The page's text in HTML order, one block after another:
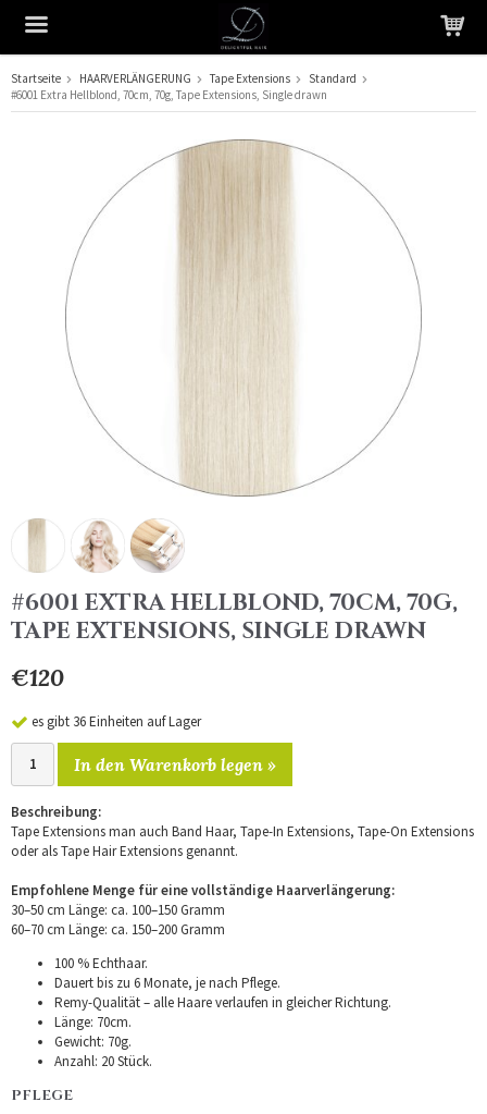
Das Produkt wurde in Ihren Warenkorb gelegt
Startseite HAARVERLÄNGERUNG Tape Extensions
Standard
#6001 Extra Hellblond, 70cm, 70g, Tape Extensions, Single drawn
#6001 EXTRA HELLBLOND, 70CM, 70G,
TAPE EXTENSIONS, SINGLE DRAWN
€120
es gibt 36 Einheiten auf Lager
In den Warenkorb legen »
Beschreibung:
Tape Extensions man auch Band Haar, Tape-In Extensions, Tape-On Extensions
oder als Tape Hair Extensions genannt.
Empfohlene Menge für eine vollständige Haarverlängerung:
30–50 cm Länge: ca. 100–150 Gramm
60–70 cm Länge: ca. 150–200 Gramm
100 % Echthaar.
Dauert bis zu 6 Monate, je nach Pflege.
Remy-Qualität – alle Haare verlaufen in gleicher Richtung.
Länge: 70cm.
Gewicht: 70g.
Anzahl: 20 Stück.
PFLEGE